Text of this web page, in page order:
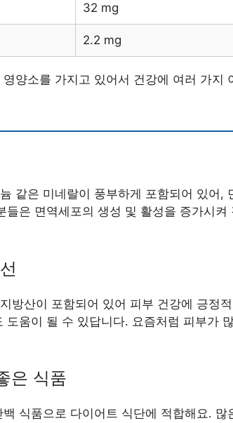
32 mg
2.2 mg
양소를 가지고 있어서 건강에 여러 가지
같은 미네랄이 풍부하게 포함되어 있어,
들은 면역세포의 생성 및 활성을 증가시켜
방산이 포함되어 있어 피부 건강에 긍정
도움이 될 수 있답니다. 요즘처럼 피부가
은 식품
식품으로 다이어트 식단에 적합해요.